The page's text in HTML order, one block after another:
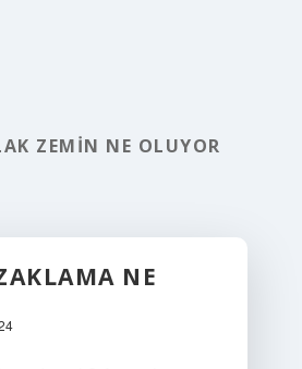
ZEMIN NE OLUYOR
NE